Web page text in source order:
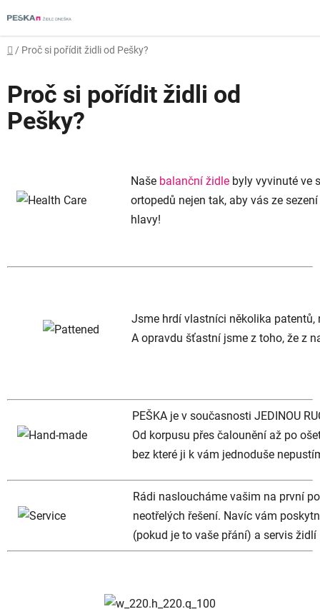
na
obsah
Domů
/ Proč si pořídit židli od Pešky?
Proč si pořídit židli od
Pešky?
Naše balanční židle byly vyvinuté ve
ortopedů nejen tak, aby vás ze
hlavy!
Jsme hrdí vlastníci několika
A opravdu šťastní jsme z toho, že z
PEŠKA je v současnosti JEDINOU
Od korpusu přes čalounění až po
bez které ji k vám jednoduše
Rádi nasloucháme vašim na první
neotřelých řešení. Navíc vám
(pokud je to vaše přání) a servis